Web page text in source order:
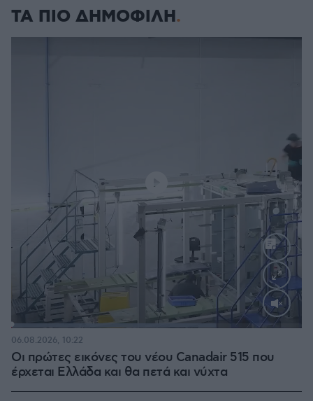
ΤΑ ΠΙΟ ΔΗΜΟΦΙΛΗ
Loaded
Οι πρώτες εικόνες του νέου Canadair 515 που
έρχεται Ελλάδα και θα πετά και νύχτα
06.08.2026, 10:22